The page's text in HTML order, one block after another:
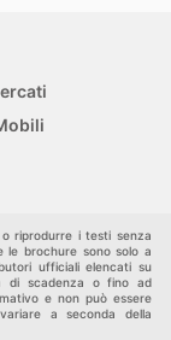
riprodurre i testi senza
le brochure sono solo a
ufficiali elencati su
di scadenza o fino ad
e non può essere
a seconda della